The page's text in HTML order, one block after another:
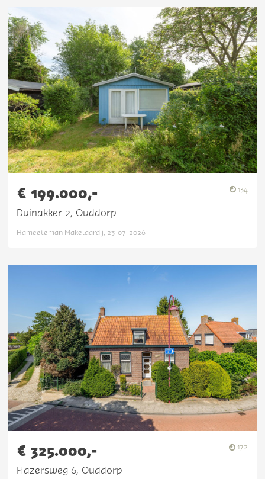
€ 199.000,- 134
Duinakker 2, Ouddorp
Hameeteman Makelaardij, 23-07-2026
€ 325.000,- 172
Hazersweg 6, Ouddorp